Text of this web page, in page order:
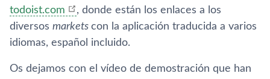
todoist.com
, donde están los enlaces a los
diversos markets con la aplicación traducida a varios
idiomas, español incluido.
Os dejamos con el ví­deo de demostración que han